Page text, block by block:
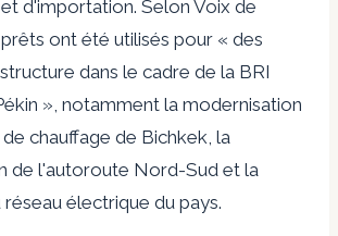
d'importation. Selon Voix de
ont été utilisés pour « des
dans le cadre de la BRI
», notamment la modernisation
chauffage de Bichkek, la
de l'autoroute Nord-Sud et la
électrique du pays.